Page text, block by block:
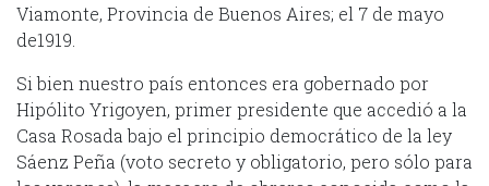
Viamonte, Provincia de Buenos Aires; el 7 de mayo
de1919.
Si bien nuestro país entonces era gobernado por
Hipólito Yrigoyen, primer presidente que accedió a la
Casa Rosada bajo el principio democrático de la ley
Sáenz Peña (voto secreto y obligatorio, pero sólo para